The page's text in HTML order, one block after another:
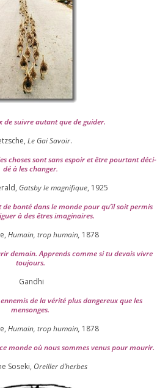
de suivre autant que de gui­der.
Le Gai Savoir.
choses sont sans espoir et être pour­tant déci­
dé à les chan­ger.
Gatsby le magni­fique, 1925
de bon­té dans le monde pour qu’il soit per­mis
à des êtres imaginaires.
Humain, trop humain, 1878
demain. Apprends comme si tu devais vivre
toujours.
Gandhi
de la véri­té plus dan­ge­reux que les
mensonges.
Humain, trop humain, 1878
monde où nous sommes venus pour mourir.
Soseki, Oreiller d’herbes